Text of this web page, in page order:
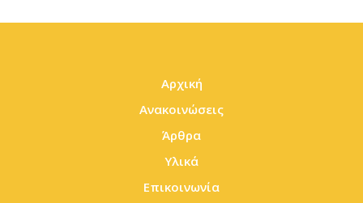
Αρχική
Ανακοινώσεις
Άρθρα
Υλικά
Επικοινωνία